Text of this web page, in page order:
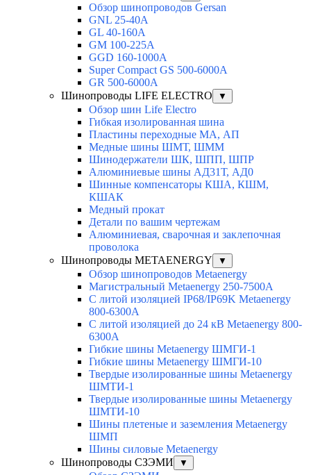
Обзор шинопроводов Gersan
GNL 25-40A
GL 40-160A
GM 100-225A
GGD 160-1000A
Super Compact GS 500-6000A
GR 500-6000A
Шинопроводы LIFE ELECTRO
▼
Обзор шин Life Electro
Гибкая изолированная шина
Пластины переходные МА, АП
Медные шины ШМТ, ШММ
Шинодержатели ШК, ШПП, ШПР
Алюминиевые шины АД31Т, АД0
Шинные компенсаторы КША, КШМ,
КШАК
Медный прокат
Детали по вашим чертежам
Алюминиевая, cварочная и заклепочная
проволока
Шинопроводы METAENERGY
▼
Обзор шинопроводов Metaenergy
Магистральный Metaenergy 250-7500A
С литой изоляцией IP68/IP69K Metaenergy
800-6300A
С литой изоляцией до 24 кВ Metaenergy 800-
6300A
Гибкие шины Metaenergy ШМГИ-1
Гибкие шины Metaenergy ШМГИ-10
Твердые изолированные шины Metaenergy
ШМТИ-1
Твердые изолированные шины Metaenergy
ШМТИ-10
Шины плетеные и заземления Metaenergy
ШМП
Шины силовые Metaenergy
Шинопроводы СЗЭМИ
▼